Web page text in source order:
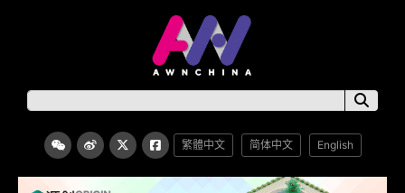
繁體中文 简体中文 English